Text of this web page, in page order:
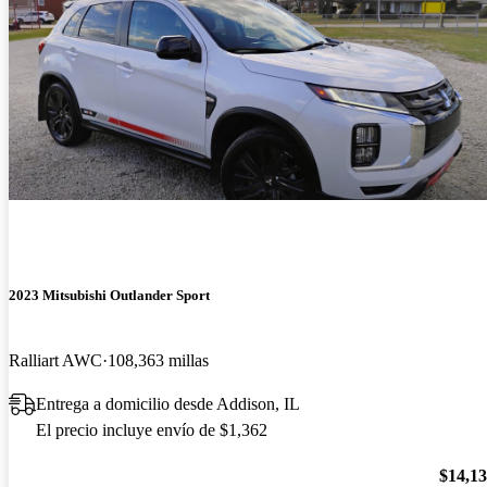
2023 Mitsubishi Outlander Sport
Ralliart AWC 108,363 millas
Entrega a domicilio desde Addison, IL
El precio incluye envío de $1,362